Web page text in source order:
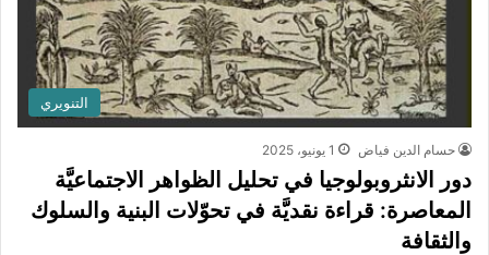
التنويري
حسام الدين فياض 1 يونيو، 2025
دور الانثروبولوجيا في تحليل الظواهر الاجتماعيَّة
المعاصرة: قراءة نقديَّة في تحوّلات البنية والسلوك
والثقافة